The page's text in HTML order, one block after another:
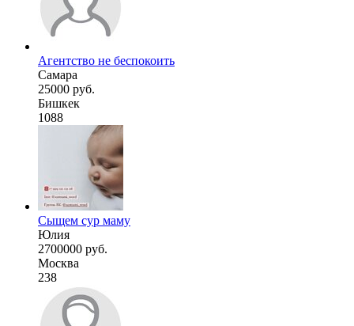
Агентство не беспокоить
Самара
25000 руб.
Бишкек
1088
Сыщем сур маму
Юлия
2700000 руб.
Москва
238